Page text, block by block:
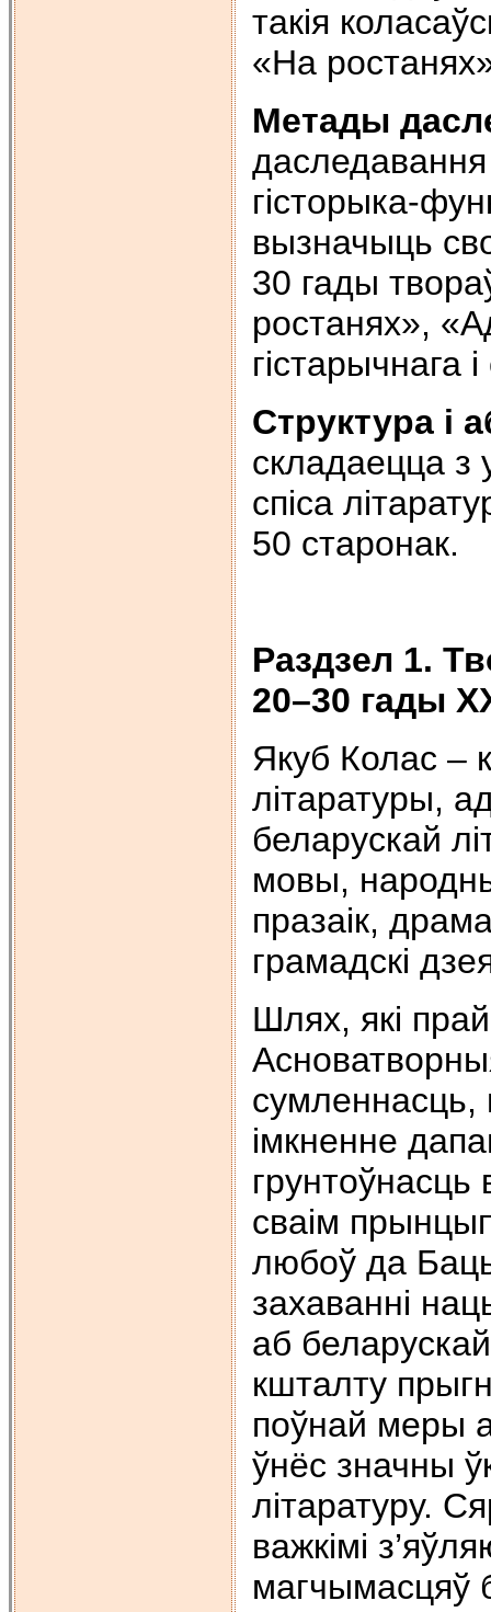
такiя
«На
Метады
гiсторыка-
вызначыць
30 гады
ростанях»,
гiстарычнага i
Структура i
складаецца з
спiса
50 старонак.
Раздзел 1.
20–30 гады
Якуб Колас –
літаратуры,
беларускай
мовы,
празаік,
грамадскі
Шлях, які
імкненне
сваім
любоў да
захаванні
аб
кшталту
поўнай меры
ўнёс значны
літаратуру.
важкімі
магчымасцяў